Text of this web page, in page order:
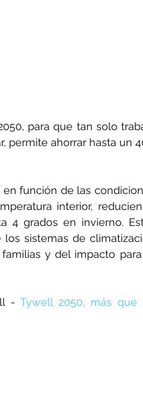
para que tan solo
permite ahorrar hasta un
función de las
interior,
4 grados en invierno.
sistemas de
y del impacto
- Tywell 2050, más que